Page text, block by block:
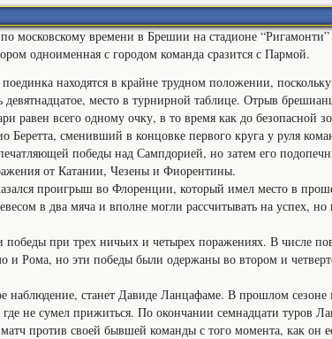
московскому времени в Брешии на стадионе “Ригамонти”
одноименная с городом команда сразится с Пармой.
поединка находятся в крайне трудном положении,
девятнадцатое, место в турнирной таблице. Отрыв
равен всего одному очку, в то время как до безопасной
Беретта, сменивший в концовке первого круга у руля
победы над Сампдорией, но затем его
от Катании, Чезены и Фиорентины.
проигрыш во Флоренции, который имел место в
в два мяча и вполне могли рассчитывать на успех, но
победы при трех ничьих и четырех поражениях. В числе
Рома, но эти победы были одержаны во втором и
наблюдение, станет Давиде Ланцафаме. В прошлом
не сумел прижиться. По окончании семнадцати туров
против своей бывшей команды с того момента, как он